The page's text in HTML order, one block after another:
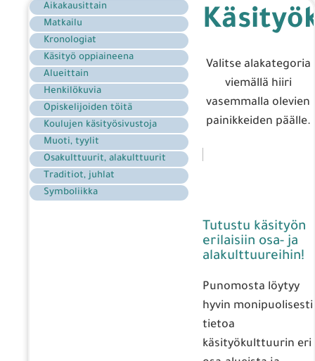
Aikakausittain
Matkailu
Kronologiat
Käsityö oppiaineena
Alueittain
Henkilökuvia
Opiskelijoiden töitä
Koulujen käsityösivustoja
Muoti, tyylit
Osakulttuurit, alakulttuurit
Traditiot, juhlat
Symboliikka
Valitse alakategoria
viemällä hiiri
vasemmalla olevien
painikkeiden päälle.
Tutustu käsityön
erilaisiin osa- ja
alakulttuureihin!
Punomosta löytyy
hyvin monipuolisesti
tietoa
käsityökulttuurin eri